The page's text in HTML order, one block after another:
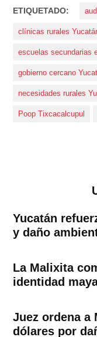
ETIQUETADO:
clínicas rurales
escuelas secundarias
gobierno cercano
necesidades rurales
Poop Tixcacalcupul
Yucatán
y daño
La Malixita
identidad
Juez ordena a
dólares por